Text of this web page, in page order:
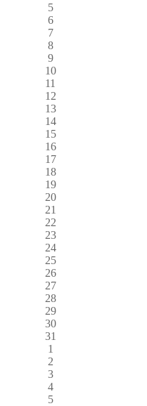
5
6
7
8
9
10
11
12
13
14
15
16
17
18
19
20
21
22
23
24
25
26
27
28
29
30
31
1
2
3
4
5